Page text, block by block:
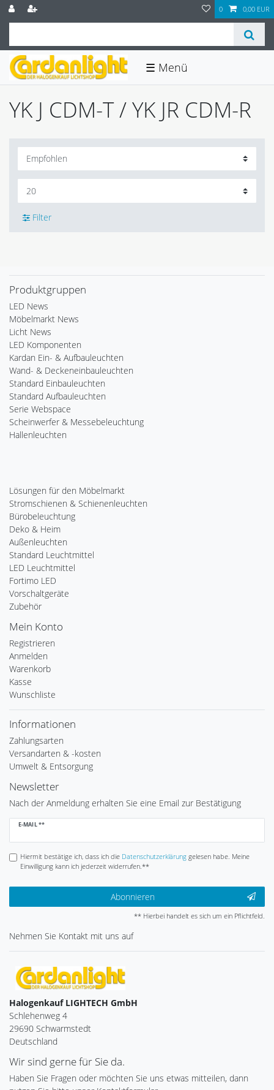
0 0,00 EUR
☰
YK J CDM-T / YK JR CDM-R
Filter
Produktgruppen
LED News
Möbelmarkt News
Licht News
LED Komponenten
Kardan Ein- & Aufbauleuchten
Wand- & Deckeneinbauleuchten
Standard Einbauleuchten
Standard Aufbauleuchten
Serie Webspace
Scheinwerfer & Messebeleuchtung
Hallenleuchten
Lösungen für den Möbelmarkt
Stromschienen & Schienenleuchten
Bürobeleuchtung
Deko & Heim
Außenleuchten
Standard Leuchtmittel
LED Leuchtmittel
Fortimo LED
Vorschaltgeräte
Zubehör
Mein Konto
Registrieren
Anmelden
Warenkorb
Kasse
Wunschliste
Informationen
Zahlungsarten
Versandarten & -kosten
Umwelt & Entsorgung
Newsletter
Nach der Anmeldung erhalten Sie eine Email zur Bestätigung
E-MAIL **
Newsletter
Hiermit bestätige ich, dass ich die Daten­schutz­erklärunggelesen habe. Meine
Einwilligung kann ich jederzeit widerrufen.**
Abonnieren
** Hierbei handelt es sich um ein Pflichtfeld.
Nehmen Sie Kontakt mit uns auf
Halogenkauf LIGHTECH GmbH
Schlehenweg 4
29690 Schwarmstedt
Deutschland
Wir sind gerne für Sie da.
Haben Sie Fragen oder möchten Sie uns etwas mitteilen, dann